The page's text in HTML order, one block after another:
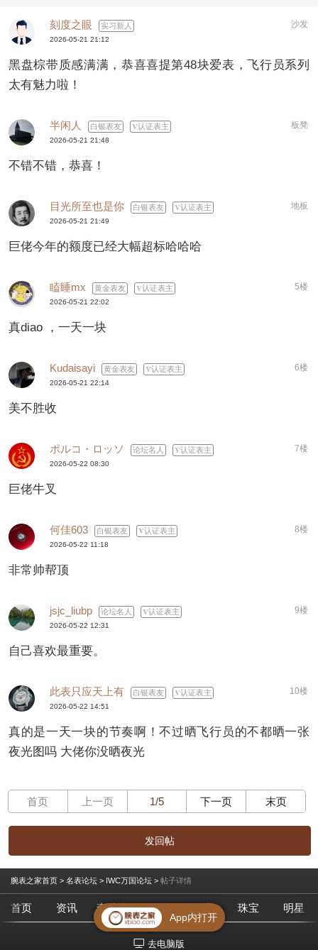
刻度之眼 实习新人 沙发
2026-05-21 21:12
黑盘棕带质感满满，恭喜喜提第48块爱表，飞行员系列
太有魅力啦！
半闲人 白银表友 认证表主 板凳
2026-05-21 21:48
不错不错，恭喜！
目光所至也是你 白银表友 认证表主 地板
2026-05-21 21:49
巨佬今年的额度已经大幅超标哈哈哈
瞌睡mx 黄金表友 认证表主 5楼
2026-05-21 22:02
真diao ，一天一块
Kudaisayi 黄金表友 认证表主 6楼
2026-05-21 22:14
美不胜收
ポルコ・ロッソ 论坛名人 认证表主 7楼
2026-05-22 08:30
巨佬牛叉
何佳603 白银表友 认证表主 8楼
2026-05-22 11:18
非常帅帮顶
jsjc_liubp 论坛名人 认证表主 9楼
2026-05-22 12:31
自己喜欢最重要。
此表只应天上有 白银表友 认证表主 10楼
2026-05-22 14:51
真的是一天一块的节奏啊！不过晒飞行员的不都晒一张
夜光图吗 大佬你没晒夜光
首页 上一页 1/5 下一页 末页
发回帖
腕表之家首页 > 名表论坛 > IWC万国论坛 > 帖子详情
首页 资讯 查腕表 论坛 作业 珠宝 明星
去电脑版
App内打开